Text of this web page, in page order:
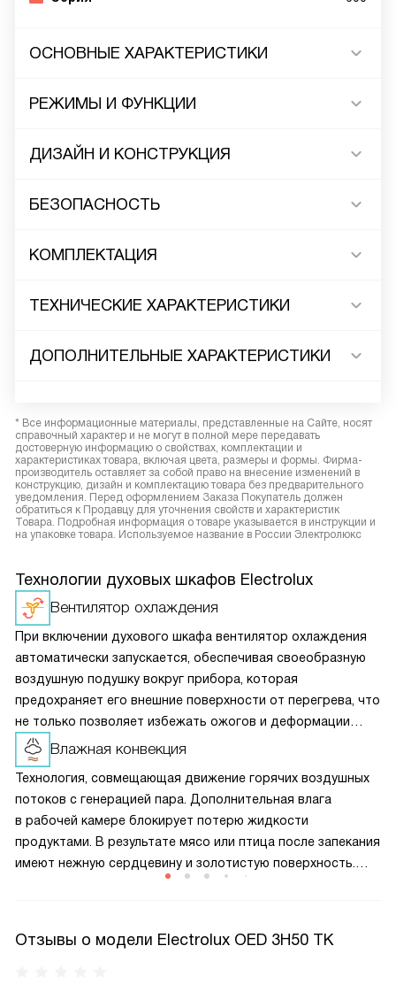
ОСНОВНЫЕ ХАРАКТЕРИСТИКИ
РЕЖИМЫ И ФУНКЦИИ
ДИЗАЙН И КОНСТРУКЦИЯ
БЕЗОПАСНОСТЬ
КОМПЛЕКТАЦИЯ
ТЕХНИЧЕСКИЕ ХАРАКТЕРИСТИКИ
ДОПОЛНИТЕЛЬНЫЕ ХАРАКТЕРИСТИКИ
* Все информационные материалы, представленные на Сайте, носят
справочный характер и не могут в полной мере передавать
достоверную информацию о свойствах, комплектации и
характеристиках товара, включая цвета, размеры и формы. Фирма-
производитель оставляет за собой право на внесение изменений в
конструкцию, дизайн и комплектацию товара без предварительного
уведомления. Перед оформлением Заказа Покупатель должен
обратиться к Продавцу для уточнения свойств и характеристик
Товара. Подробная информация о товаре указывается в инструкции и
на упаковке товара. Используемое название в России Электролюкс
Технологии духовых шкафов Electrolux
Вентилятор охлаждения
При включении духового шкафа вентилятор охлаждения
автоматически запускается, обеспечивая своеобразную
воздушную подушку вокруг прибора, которая
предохраняет его внешние поверхности от перегрева, что
не только позволяет избежать ожогов и деформации
кухонного гарнитура, но и помогает сократить
теплопотери, а значит и снизить расход электроэнергии
при приготовлении пищи.
Влажная конвекция
Технология, совмещающая движение горячих воздушных
потоков с генерацией пара. Дополнительная влага
в рабочей камере блокирует потерю жидкости
продуктами. В результате мясо или птица после запекания
имеют нежную сердцевину и золотистую поверхность.
сухими.
Отзывы о модели Electrolux OED 3H50 TK